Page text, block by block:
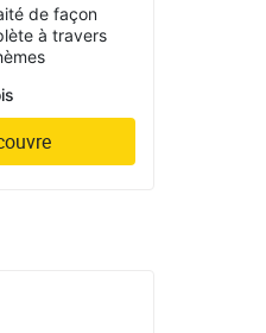
de façon
à travers